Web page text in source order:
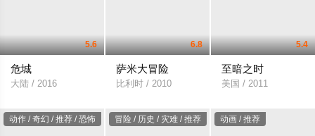
5.6
危城
大陆 / 2016
6.8
萨米大冒险
比利时 / 2010
5.4
至暗之时
美国 / 2011
动作 / 奇幻 / 推荐 / 恐怖 冒险 / 历史 / 灾难 / 推荐 动画 / 推荐